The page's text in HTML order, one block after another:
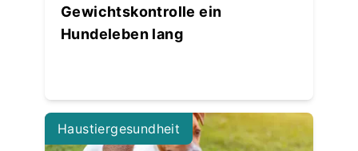
Gewichtskontrolle ein
Hundeleben lang
Haustiergesundheit